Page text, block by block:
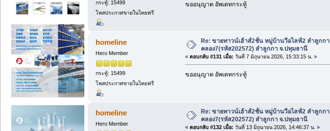
กระทู้: 15499
โพสประกาศขายในไทยฟรี
ขออนุญาต อัพเดทกระทู้
homeline
Hero Member
กระทู้: 15499
โพสประกาศขายในไทยฟรี
Re: ขายทาวน์เฮ้าส์2ชั้น หมู่บ้านวีอไลฟ์2 ลำลูกกา
คลอง7(รหัส202572) ลำลูกกา จ.ปทุมธานี
« ตอบกลับ #131 เมื่อ: วันที่ 7 มิถุนายน 2026, 15:33:15 น. »
ขออนุญาต อัพเดทกระทู้
homeline
Hero Member
Re: ขายทาวน์เฮ้าส์2ชั้น หมู่บ้านวีอไลฟ์2 ลำลูกกา
คลอง7(รหัส202572) ลำลูกกา จ.ปทุมธานี
« ตอบกลับ #132 เมื่อ: วันที่ 13 มิถุนายน 2026, 14:46:37 น. »